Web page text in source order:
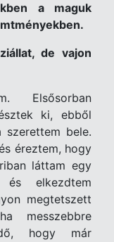
a maguk
de vajon
Elsősorban
ki, ebből
szerettem bele.
éreztem, hogy
láttam egy
elkezdtem
megtetszett
messzebbre
hogy már